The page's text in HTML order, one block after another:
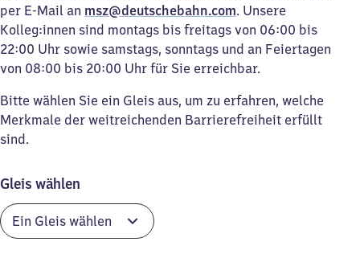
per E-Mail an msz@deutschebahn.com. Unsere
Kolleg:innen sind montags bis freitags von 06:00 bis
22:00 Uhr sowie samstags, sonntags und an Feiertagen
von 08:00 bis 20:00 Uhr für Sie erreichbar.
Bitte wählen Sie ein Gleis aus, um zu erfahren, welche
Merkmale der weitreichenden Barrierefreiheit erfüllt
sind.
Gleis wählen